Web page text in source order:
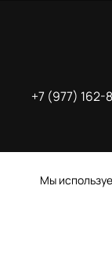
+7 (977) 162-
Мы